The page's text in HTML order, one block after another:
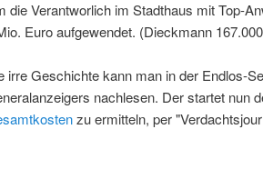
die Verantworlich im Stadthaus mit Top-
Euro aufgewendet. (Dieckmann
irre Geschichte kann man in der Endlos-
nachlesen. Der startet nun
zu ermitteln, per